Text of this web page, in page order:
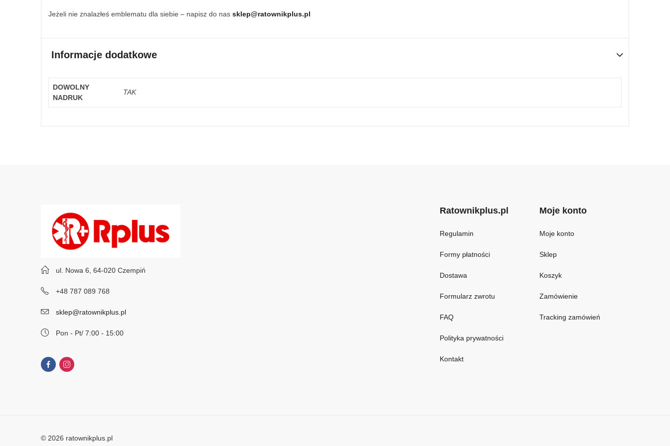
Jeżeli nie znalazłeś emblematu dla siebie – napisz do nas sklep@ratownikplus.pl
Informacje dodatkowe
DOWOLNY
NADRUK
TAK
ul. Nowa 6, 64-020 Czempiń
+48 787 089 768
sklep@ratownikplus.pl
Pon - Pt/ 7:00 - 15:00
Ratownikplus.pl
Regulamin
Formy płatności
Dostawa
Formularz zwrotu
FAQ
Polityka prywatności
Kontakt
Moje konto
Moje konto
Sklep
Koszyk
Zamówienie
Tracking zamówień
© 2026 ratownikplus.pl